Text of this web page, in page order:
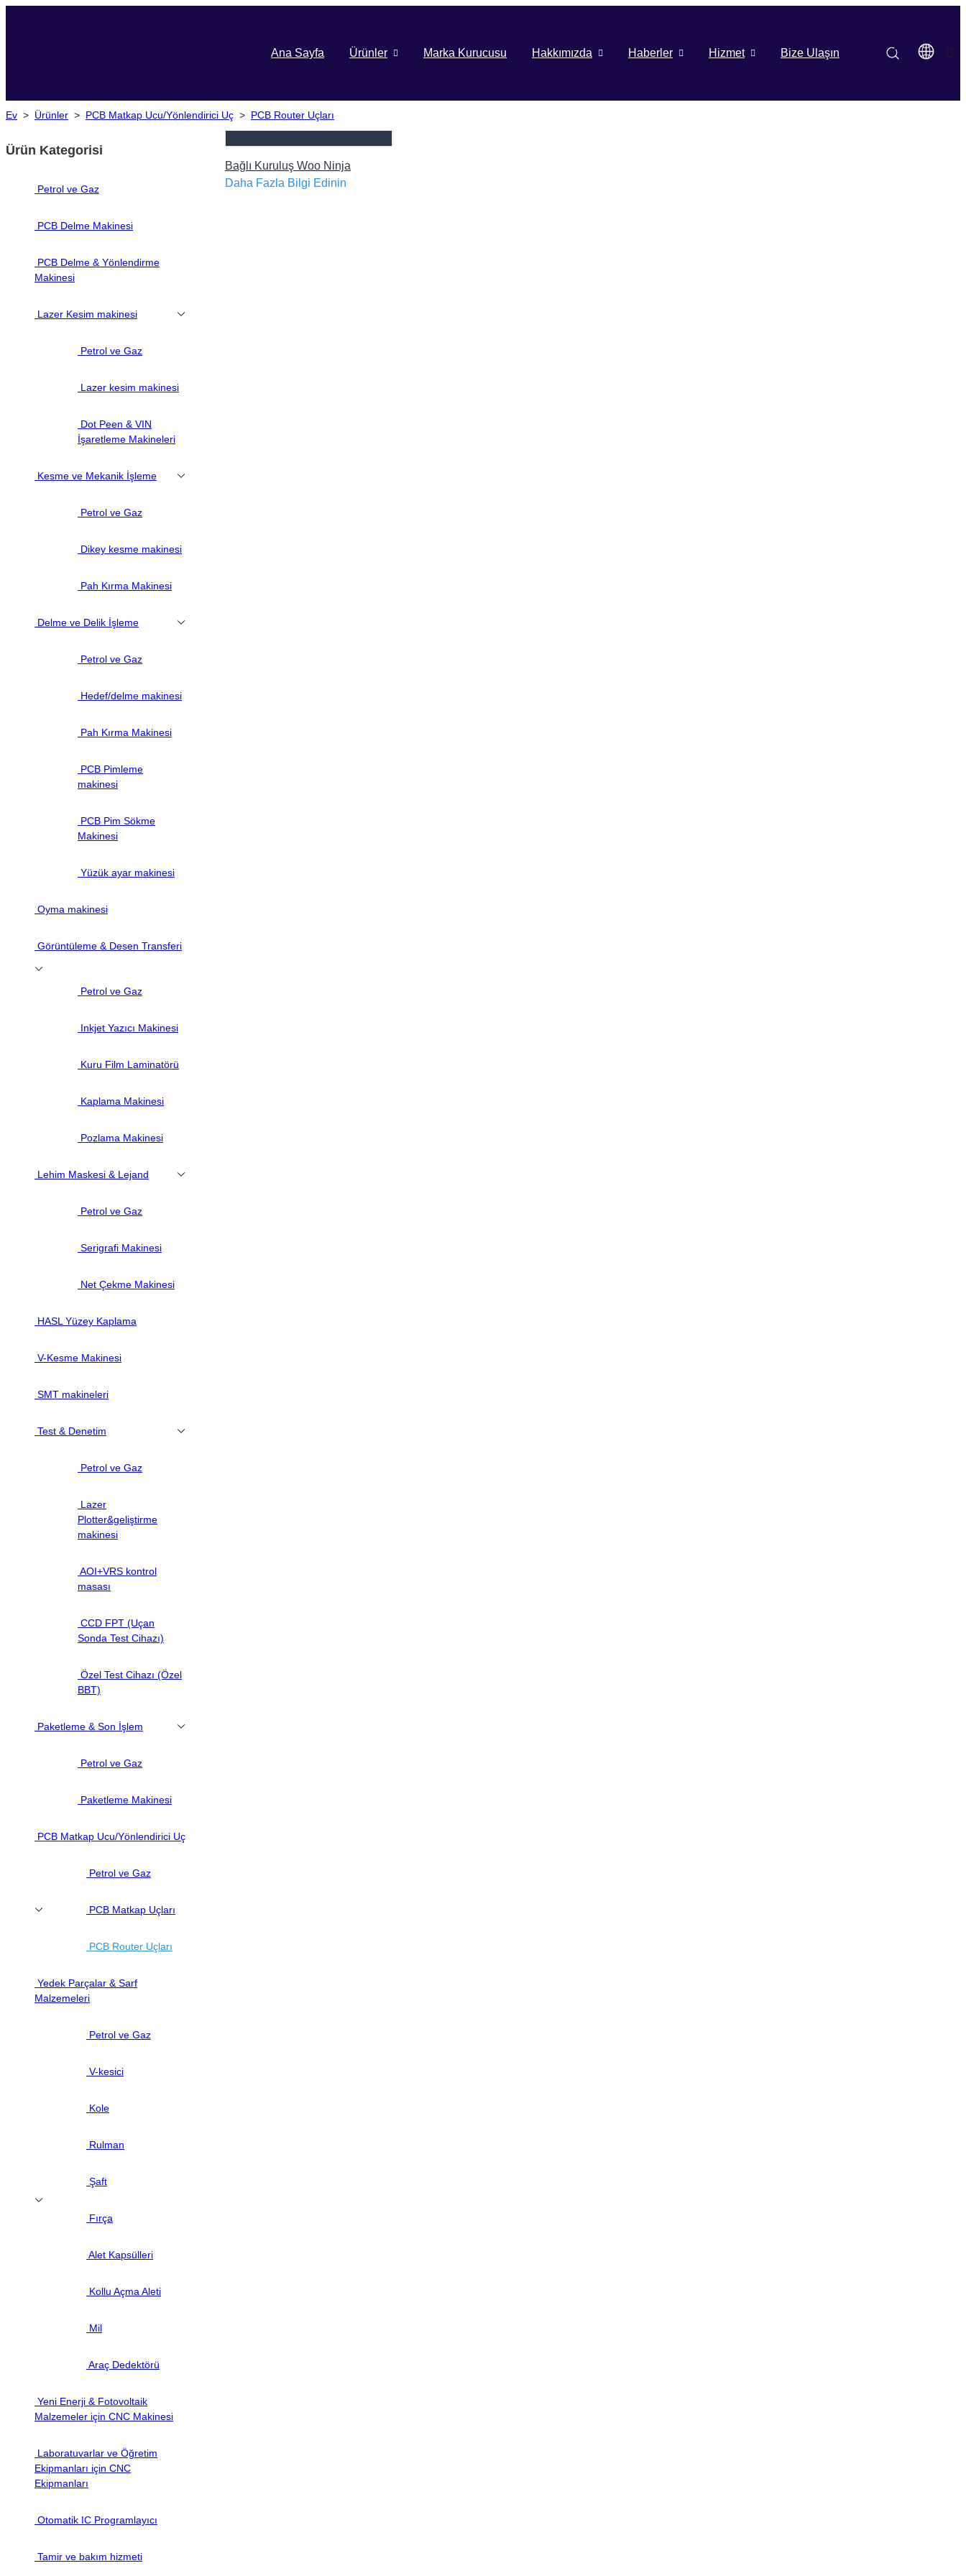
Ana Sayfa Ürünler Marka Kurucusu Hakkımızda Haberler Hizmet Bize Ulaşın
Ev > Ürünler > PCB Matkap Ucu/Yönlendirici Uç > PCB Router Uçları
Ürün Kategorisi
Petrol ve Gaz
PCB Delme Makinesi
PCB Delme & Yönlendirme
Makinesi
Lazer Kesim makinesi
Petrol ve Gaz
Lazer kesim makinesi
Dot Peen & VIN
İşaretleme Makineleri
Kesme ve Mekanik İşleme
Petrol ve Gaz
Dikey kesme makinesi
Pah Kırma Makinesi
Delme ve Delik İşleme
Petrol ve Gaz
Hedef/delme makinesi
Pah Kırma Makinesi
PCB Pimleme
makinesi
PCB Pim Sökme
Makinesi
Yüzük ayar makinesi
Oyma makinesi
Görüntüleme & Desen Transferi
Petrol ve Gaz
Inkjet Yazıcı Makinesi
Kuru Film Laminatörü
Kaplama Makinesi
Pozlama Makinesi
Lehim Maskesi & Lejand
Petrol ve Gaz
Serigrafi Makinesi
Net Çekme Makinesi
HASL Yüzey Kaplama
V-Kesme Makinesi
SMT makineleri
Test & Denetim
Petrol ve Gaz
Lazer
Plotter&geliştirme
makinesi
AOI+VRS kontrol
masası
CCD FPT (Uçan
Sonda Test Cihazı)
Özel Test Cihazı (Özel
BBT)
Paketleme & Son İşlem
Petrol ve Gaz
Paketleme Makinesi
PCB Matkap Ucu/Yönlendirici Uç
Petrol ve Gaz
PCB Matkap Uçları
PCB Router Uçları
Yedek Parçalar & Sarf
Malzemeleri
Petrol ve Gaz
V-kesici
Kole
Rulman
Şaft
Fırça
Alet Kapsülleri
Kollu Açma Aleti
Mil
Araç Dedektörü
Yeni Enerji & Fotovoltaik
Malzemeler için CNC Makinesi
Laboratuvarlar ve Öğretim
Ekipmanları için CNC
Ekipmanları
Otomatik IC Programlayıcı
Tamir ve bakım hizmeti
Bağlı Kuruluş Woo Ninja
Daha Fazla Bilgi Edinin